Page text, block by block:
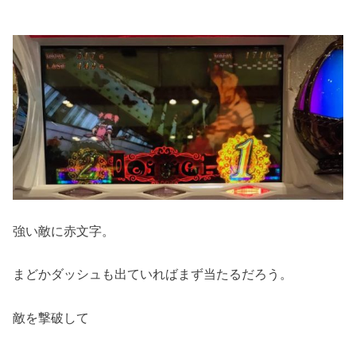
強い敵に赤文字。
まどかダッシュも出ていればまず当たるだろう。
敵を撃破して